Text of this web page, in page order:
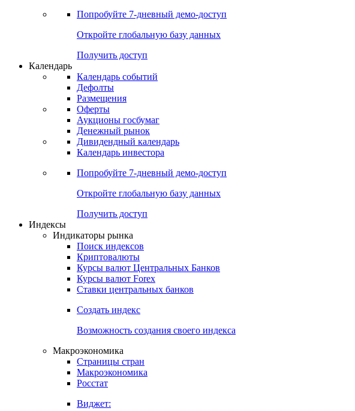
Попробуйте 7-дневный демо-доступ
Откройте глобальную базу данных
Получить доступ
Календарь
Календарь событий
Дефолты
Размещения
Оферты
Аукционы госбумаг
Денежный рынок
Дивидендный календарь
Календарь инвестора
Попробуйте 7-дневный демо-доступ
Откройте глобальную базу данных
Получить доступ
Индексы
Индикаторы рынка
Поиск индексов
Криптовалюты
Курсы валют Центральных Банков
Курсы валют Forex
Ставки центральных банков
Создать индекс
Возможность создания своего индекса
Макроэкономика
Страницы стран
Макроэкономика
Росстат
Виджет: